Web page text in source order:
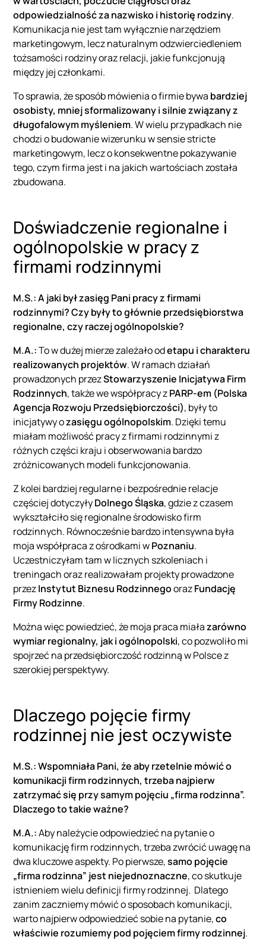
odpowiedzialność za nazwisko i historię rodziny.
Komunikacja nie jest tam wyłącznie narzędziem
marketingowym, lecz naturalnym odzwierciedleniem
tożsamości rodziny oraz relacji, jakie funkcjonują
między jej członkami.
To sprawia, że sposób mówienia o firmie bywa bardziej
osobisty, mniej sformalizowany i silnie związany z
długofalowym myśleniem. W wielu przypadkach nie
chodzi o budowanie wizerunku w sensie stricte
marketingowym, lecz o konsekwentne pokazywanie
tego, czym firma jest i na jakich wartościach została
zbudowana.
Doświadczenie regionalne i
ogólnopolskie w pracy z
firmami rodzinnymi
M.S.: A jaki był zasięg Pani pracy z firmami
rodzinnymi? Czy były to głównie przedsiębiorstwa
regionalne, czy raczej ogólnopolskie?
M.A.:To w dużej mierze zależało odetapu i charakteru
realizowanych projektów. W ramach działań
prowadzonych przezStowarzyszenie Inicjatywa Firm
Rodzinnych, także we współpracy zPARP-em (Polska
Agencja Rozwoju Przedsiębiorczości), były to
inicjatywy ozasięgu ogólnopolskim. Dzięki temu
miałam możliwość pracy z firmami rodzinnymi z
różnych części kraju i obserwowania bardzo
zróżnicowanych modeli funkcjonowania.
Z kolei bardziej regularne i bezpośrednie relacje
częściej dotyczyłyDolnego Śląska, gdzie z czasem
wykształciło się regionalne środowisko firm
rodzinnych. Równocześnie bardzo intensywna była
moja współpraca z ośrodkami wPoznaniu.
Uczestniczyłam tam w licznych szkoleniach i
treningach oraz realizowałam projekty prowadzone
przezInstytut Biznesu RodzinnegoorazFundację
Firmy Rodzinne.
Można więc powiedzieć, że moja praca miałazarówno
wymiar regionalny, jak i ogólnopolski, co pozwoliło mi
spojrzeć na przedsiębiorczość rodzinną w Polsce z
szerokiej perspektywy.
Dlaczego pojęcie firmy
rodzinnej nie jest oczywiste
M.S.: Wspomniała Pani, że aby rzetelnie mówić o
komunikacji firm rodzinnych, trzeba najpierw
zatrzymać się przy samym pojęciu „firma rodzinna”.
Dlaczego to takie ważne?
M.A.:Aby należycie odpowiedzieć na pytanie o
komunikację firm rodzinnych, trzeba zwrócić uwagę na
dwa kluczowe aspekty. Po pierwsze,samo pojęcie
„firma rodzinna” jest niejednoznaczne, co skutkuje
istnieniem wielu definicji firmy rodzinnej. Dlatego
zanim zaczniemy mówić o sposobach komunikacji,
warto najpierw odpowiedzieć sobie na pytanie,co
właściwie rozumiemy pod pojęciem firmy rodzinnej.